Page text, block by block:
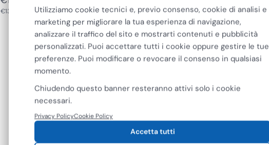
€138,09 + IVA €120,61 + IVA
Utilizziamo cookie tecnici e, previo consenso, cookie di analisi e
marketing per migliorare la tua esperienza di navigazione,
analizzare il traffico del sito e mostrarti contenuti e pubblicità
personalizzati. Puoi accettare tutti i cookie oppure gestire le tue
preferenze. Puoi modificare o revocare il consenso in qualsiasi
momento.
Chiudendo questo banner resteranno attivi solo i cookie
necessari.
Privacy PolicyCookie Policy
Accetta tutti